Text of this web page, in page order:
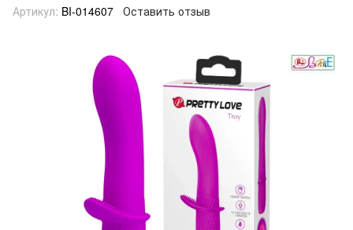
Артикул: BI-014607 Оставить отзыв